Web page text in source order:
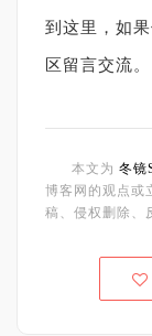
到这里，如
区留言交流。
本文为 冬镜
博客网的观点或
稿、侵权删除、